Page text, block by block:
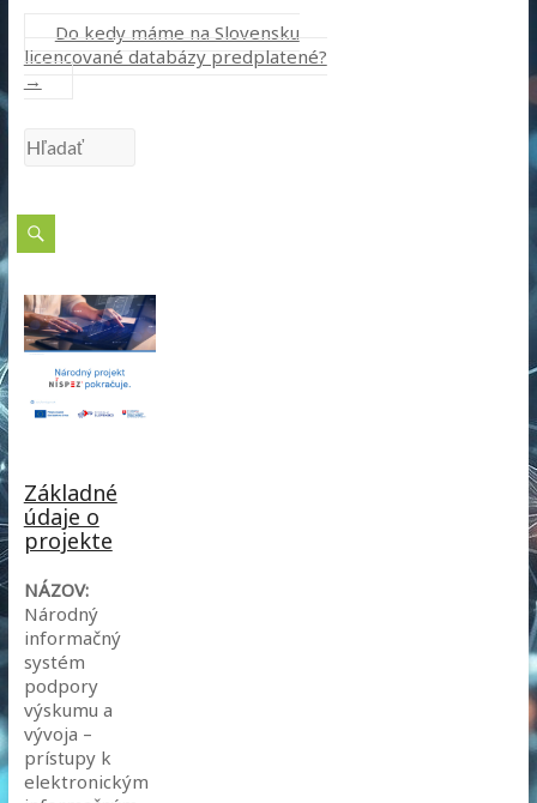
Do kedy máme na Slovensku
licencované databázy predplatené?
→
Základné
údaje o
projekte
NÁZOV:
Národný
informačný
systém
podpory
výskumu a
vývoja –
prístupy k
elektronickým